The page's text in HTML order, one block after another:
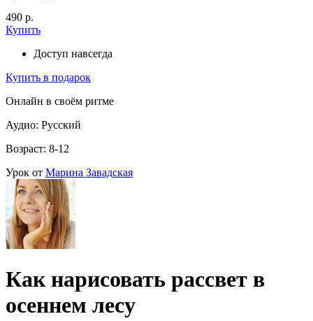
490 р.
Купить
Доступ навсегда
Купить в подарок
Онлайн в своём ритме
Аудио: Русский
Возраст: 8-12
Урок от Марина Завадская
Как нарисовать рассвет в
осеннем лесу